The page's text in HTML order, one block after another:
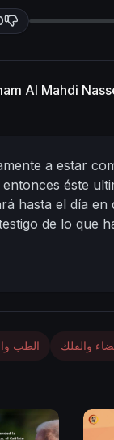
Al Mahdi
a estar
éste
hasta el día en
de lo que
والفلك الطب